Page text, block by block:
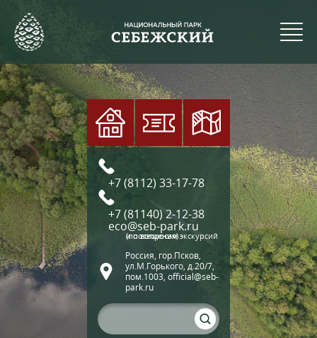
+7 (8112) 33-17-78
+7 (81140) 2-12-38
eco@seb-park.ru
(по вопросам экскурсий и посещения)
Россия, гор.Псков,
ул.М.Горького, д.20/7,
пом.1003, official@seb-
park.ru